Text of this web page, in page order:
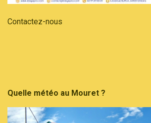
Contactez-nous
Quelle météo au Mouret ?